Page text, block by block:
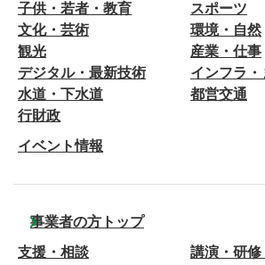
子供・若者・教育
スポーツ
文化・芸術
環境・自然
観光
産業・仕事
デジタル・最新技術
インフラ・
水道・下水道
都営交通
行財政
イベント情報
事業者の方トップ
支援・相談
講演・研